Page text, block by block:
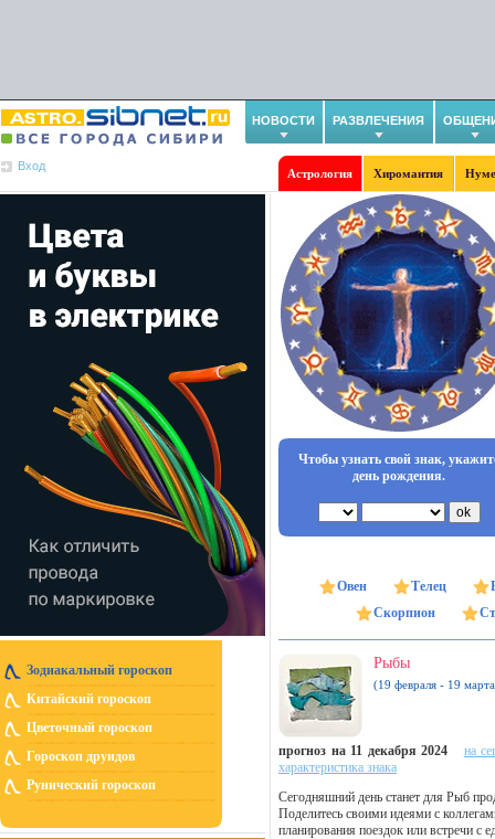
НОВОСТИ РАЗВЛЕЧЕНИЯ
Вход
Астрология Хиромантия
Зодиакальный гороскоп
Китайский гороскоп
Цветочный гороскоп
Гороскоп друидов
Рунический гороскоп
Чтобы узнать свой знак,
день рождения.
Овен Телец
Скорпион
Рыбы
(19 февраля - 19
прогноз на 11 декабря 2024
на
характеристика знака
Сегодняшний день станет для Рыб
Поделитесь своими идеями с
планирования поездок или встречи